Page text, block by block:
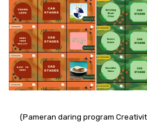
(Pameran daring program